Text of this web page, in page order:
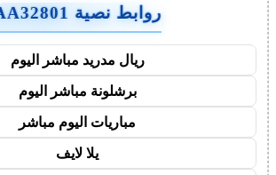
روابط نصية AA32801
ريال مدريد مباشر اليوم
برشلونة مباشر اليوم
مباريات اليوم مباشر
يلا لايف